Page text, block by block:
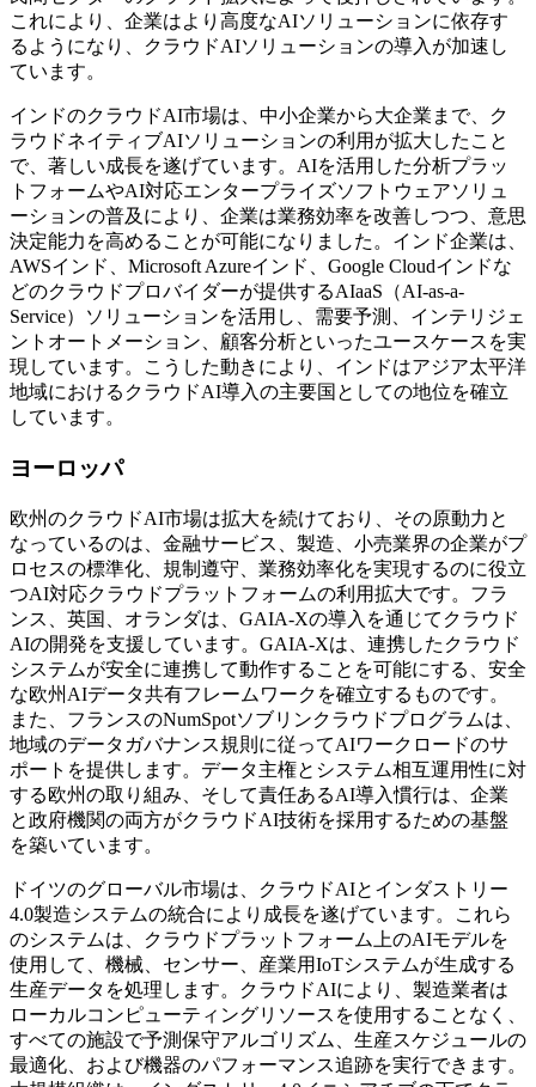
これにより、企業はより高度なAIソリューションに依存す
るようになり、クラウドAIソリューションの導入が加速し
ています。
インドのクラウドAI市場は、中小企業から大企業まで、ク
ラウドネイティブAIソリューションの利用が拡大したこと
で、著しい成長を遂げています。AIを活用した分析プラッ
トフォームやAI対応エンタープライズソフトウェアソリュ
ーションの普及により、企業は業務効率を改善しつつ、意思
決定能力を高めることが可能になりました。インド企業は、
AWSインド、Microsoft Azureインド、Google Cloudインドな
どのクラウドプロバイダーが提供するAIaaS（AI-as-a-
Service）ソリューションを活用し、需要予測、インテリジェ
ントオートメーション、顧客分析といったユースケースを実
現しています。こうした動きにより、インドはアジア太平洋
地域におけるクラウドAI導入の主要国としての地位を確立
しています。
ヨーロッパ
欧州のクラウドAI市場は拡大を続けており、その原動力と
なっているのは、金融サービス、製造、小売業界の企業がプ
ロセスの標準化、規制遵守、業務効率化を実現するのに役立
つAI対応クラウドプラットフォームの利用拡大です。フラ
ンス、英国、オランダは、GAIA-Xの導入を通じてクラウド
AIの開発を支援しています。GAIA-Xは、連携したクラウド
システムが安全に連携して動作することを可能にする、安全
な欧州AIデータ共有フレームワークを確立するものです。
また、フランスのNumSpotソブリンクラウドプログラムは、
地域のデータガバナンス規則に従ってAIワークロードのサ
ポートを提供します。データ主権とシステム相互運用性に対
する欧州の取り組み、そして責任あるAI導入慣行は、企業
と政府機関の両方がクラウドAI技術を採用するための基盤
を築いています。
ドイツのグローバル市場は、クラウドAIとインダストリー
4.0製造システムの統合により成長を遂げています。これら
のシステムは、クラウドプラットフォーム上のAIモデルを
使用して、機械、センサー、産業用IoTシステムが生成する
生産データを処理します。クラウドAIにより、製造業者は
ローカルコンピューティングリソースを使用することなく、
すべての施設で予測保守アルゴリズム、生産スケジュールの
最適化、および機器のパフォーマンス追跡を実行できます。